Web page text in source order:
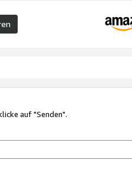
auf "Senden".